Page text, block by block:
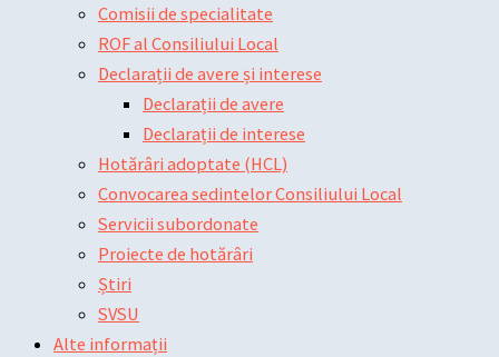
Comisii de specialitate
ROF al Consiliului Local
Declarații de avere și interese
Declarații de avere
Declarații de interese
Hotărâri adoptate (HCL)
Convocarea sedintelor Consiliului Local
Servicii subordonate
Proiecte de hotărâri
Știri
SVSU
Alte informații